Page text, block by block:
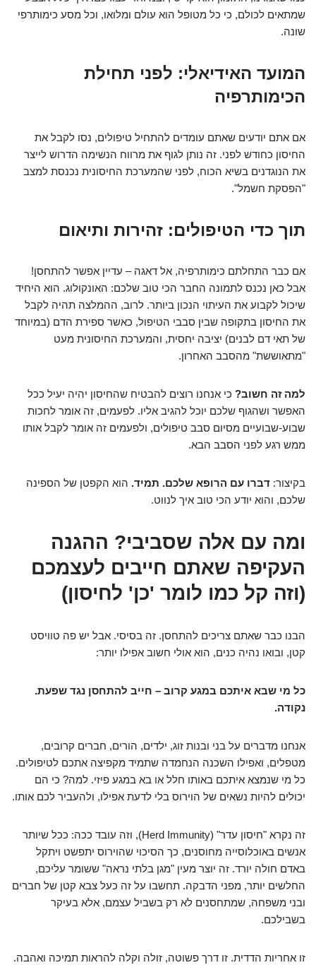
שמתאים לכולם, כי כל מטופל הוא עולם ומלואו, וכל מסע כימותרפי
שונה.
המועד האידיאלי: לפני תחילת
הכימותרפיה
אם אתם יודעים שאתם עומדים להתחיל טיפולים, נסו לקבל את
החיסון כחודש לפני. זה נותן לגוף את מרווח הנשימה הדרוש לייצר
את הנוגדנים בשיא הכוח, לפני שהמערכת החיסונית נכנסת למצב
"הפסקת חשמל".
תוך כדי הטיפולים: זהירות ותיאום
אם כבר התחלתם כימותרפיה, אל דאגה – עדיין אפשר להתחסן!
אבל כאן נכנס לתמונה החבר הכי טוב שלכם: האונקולוג. הוא היחיד
שיכול לקבוע את העיתוי הנכון ביותר. לרוב, ההמלצה תהיה לקבל
את החיסון בתקופה שבין סבבי הטיפול, כאשר ספירת הדם (במיוחד
של תאי דם לבנים) יציבה יחסית, והמערכת החיסונית מעט
"מתאוששת" מהסבב האחרון.
למה זה חשוב? כי אנחנו רוצים להבטיח שהחיסון יהיה יעיל ככל
האפשר ושהגוף שלכם יוכל להגיב אליו. לפעמים, זה אומר לחכות
שבוע-שבועיים מסיום סבב טיפולים, ולפעמים זה אומר לקבל אותו
ממש רגע לפני הסבב הבא.
בקיצור: דברו עם הרופא שלכם. תמיד. הוא הקפטן של הספינה
שלכם, והוא יודע הכי טוב איך לנווט.
ומה עם אלה שסביבי? ההגנה
העקיפה שאתם חייבים לעצמכם
(וזה קל כמו לומר 'כן' לחיסון)
הבנו כבר שאתם צריכים להתחסן. זה בסיסי. אבל יש פה טוויסט
קטן, ובואו נהיה כנים, הוא אולי חשוב אפילו יותר:
כל מי שבא איתכם במגע קרוב – חייב להתחסן נגד שפעת.
נקודה.
אנחנו מדברים על בני ובנות זוג, ילדים, הורים, חברים קרובים,
מטפלים, ואפילו השכנה הנחמדה שתמיד מקפיצה אתכם לטיפולים.
כל מי שנמצא איתכם באותו חלל או בא במגע פיזי. למה? כי הם
יכולים להיות נשאים של הוירוס בלי לדעת אפילו, ולהעביר לכם אותו.
זה נקרא "חיסון עדר" (Herd Immunity), וזה עובד ככה: ככל שיותר
אנשים באוכלוסייה מחוסנים, כך הסיכוי שהוירוס יתפשט ויתקל
באדם חולה יורד. זה יוצר מעין "מגן בלתי נראה" ששומר עליכם,
החלשים יותר, מפני הדבקה. תחשבו על זה כעל צבא קטן של חברים
ובני משפחה, שמתחסנים לא רק בשביל עצמם, אלא בעיקר
בשבילכם.
זו אחריות הדדית. זו דרך פשוטה, זולה וקלה להראות תמיכה ואהבה.